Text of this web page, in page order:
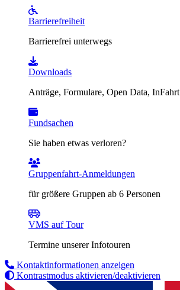
Barrierefreiheit
Barrierefrei unterwegs
Downloads
Anträge, Formulare, Open Data, InFahrt
Fundsachen
Sie haben etwas verloren?
Gruppenfahrt-Anmeldungen
für größere Gruppen ab 6 Personen
VMS auf Tour
Termine unserer Infotouren
Kontaktinformationen anzeigen
Kontrastmodus aktivieren/deaktivieren